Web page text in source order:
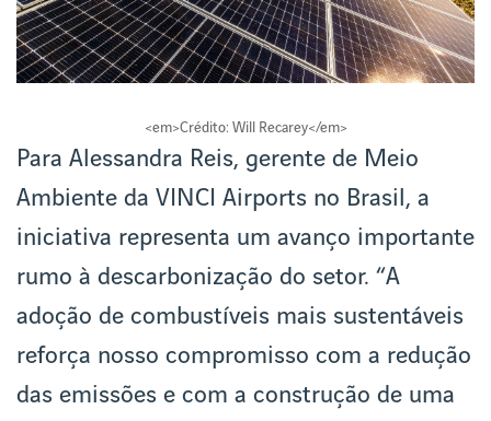
<em>Crédito: Will Recarey</em>
Para Alessandra Reis, gerente de Meio
Ambiente da VINCI Airports no Brasil, a
iniciativa representa um avanço importante
rumo à descarbonização do setor. “A
adoção de combustíveis mais sustentáveis
reforça nosso compromisso com a redução
das emissões e com a construção de uma